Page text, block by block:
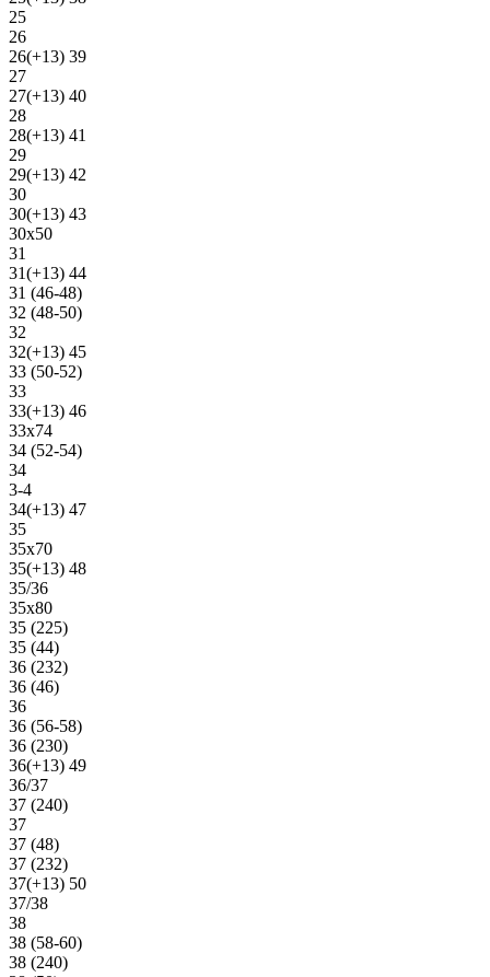
25
26
26(+13) 39
27
27(+13) 40
28
28(+13) 41
29
29(+13) 42
30
30(+13) 43
30х50
31
31(+13) 44
31 (46-48)
32 (48-50)
32
32(+13) 45
33 (50-52)
33
33(+13) 46
33х74
34 (52-54)
34
3-4
34(+13) 47
35
35х70
35(+13) 48
35/36
35х80
35 (225)
35 (44)
36 (232)
36 (46)
36
36 (56-58)
36 (230)
36(+13) 49
36/37
37 (240)
37
37 (48)
37 (232)
37(+13) 50
37/38
38
38 (58-60)
38 (240)